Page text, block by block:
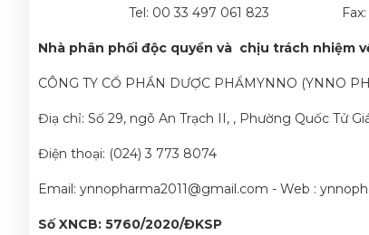
Tel: 00 33 497 061 823 Fax: 00
Nhà phân phối độc quyền và chịu trách nhiệm
CÔNG TY CỔ PHẦN DƯỢC PHẨMYNNO (YNNO
Điạ chỉ: Số 29, ngõ An Trạch II, , Phường Quốc Tử
Điện thoại: (024) 3 773 8074
Email: ynnopharma2011@gmail.com - Web :
Số XNCB: 5760/2020/ĐKSP